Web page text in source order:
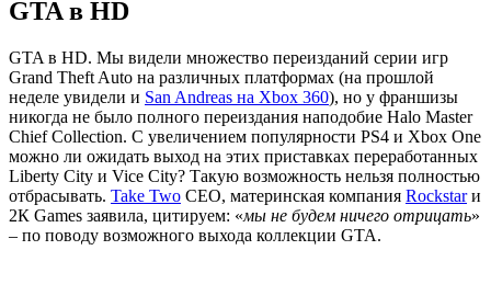
GTA в HD
GTA в HD. Мы видели множество переизданий серии игр
Grand Theft Auto на различных платформах (на прошлой
неделе увидели и San Andreas на Xbox 360), но у франшизы
никогда не было полного переиздания наподобие Halo Master
Chief Collection. С увеличением популярности PS4 и Xbox One
можно ли ожидать выход на этих приставках переработанных
Liberty City и Vice City? Такую возможность нельзя полностью
отбрасывать. Take Two CEO, материнская компания Rockstarи
2К Games заявила, цитируем: «мы не будем ничего отрицать»
– по поводу возможного выхода коллекции GTA.